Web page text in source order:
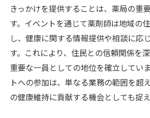
きっかけを提供することは、薬局の重
す。イベントを通じて薬剤師は地域の
し、健康に関する情報提供や相談に応
す。これにより、住民との信頼関係を
重要な一員としての地位を確立してい
トへの参加は、単なる業務の範囲を超
の健康維持に貢献する機会としても捉